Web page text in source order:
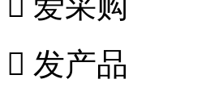
 发产品